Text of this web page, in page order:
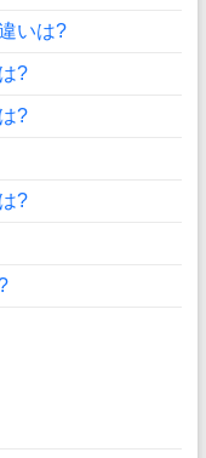
いは?
?
?
?